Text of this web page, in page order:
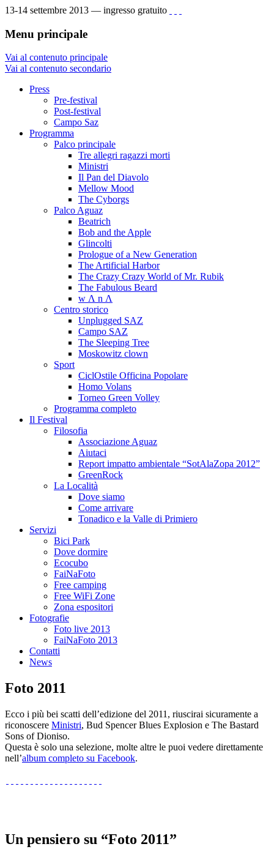
13-14 settembre 2013 — ingresso gratuito
Menu principale
Vai al contenuto principale
Vai al contenuto secondario
Press
Pre-festival
Post-festival
Campo Saz
Programma
Palco principale
Tre allegri ragazzi morti
Ministri
Il Pan del Diavolo
Mellow Mood
The Cyborgs
Palco Aguaz
Beatrich
Bob and the Apple
Glincolti
Prologue of a New Generation
The Artificial Harbor
The Crazy Crazy World of Mr. Rubik
The Fabulous Beard
w Λ n Λ
Centro storico
Unplugged SAZ
Campo SAZ
The Sleeping Tree
Moskowitz clown
Sport
CiclOstile Officina Popolare
Homo Volans
Torneo Green Volley
Programma completo
Il Festival
Filosofia
Associazione Aguaz
Aiutaci
Report impatto ambientale “SotAlaZopa 2012”
GreenRock
La Località
Dove siamo
Come arrivare
Tonadico e la Valle di Primiero
Servizi
Bici Park
Dove dormire
Ecocubo
FaiNaFoto
Free camping
Free WiFi Zone
Zona espositori
Fotografie
Foto live 2013
FaiNaFoto 2013
Contatti
News
Foto 2011
Ecco i più bei scatti dell’edizione del 2011, riuscirai sicuramente a
riconoscere Ministri, Bud Spencer Blues Explosion e The Bastard
Sons of Dioniso.
Questa è solo una selezione, molte altre le puoi vedere direttamente
nell’album completo su Facebook.
Un pensiero su “Foto 2011”